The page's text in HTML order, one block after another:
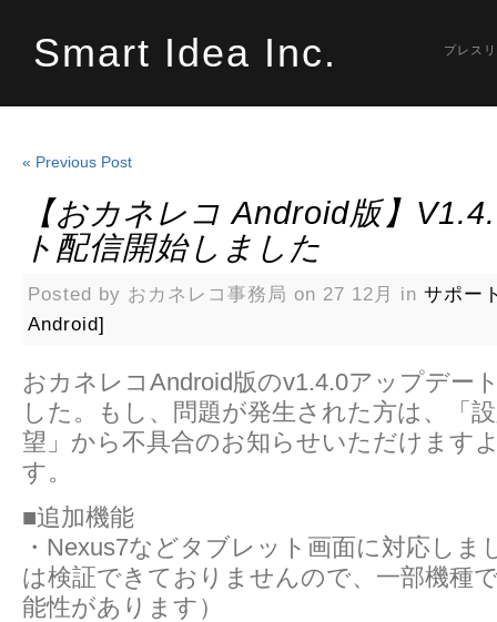
Smart Idea Inc. プレス
« Previous Post
【おカネレコ Android版】
ト配信開始しました
Posted by おカネレコ事務局 on 27 12月 in サポー
Android]
おカネレコAndroid版のv1.4.0アップデー
した。もし、問題が発生された方は、「
望」から不具合のお知らせいただけます
す。
■追加機能
・Nexus7などタブレット画面に対応しま
は検証できておりませんので、一部機種
能性があります）